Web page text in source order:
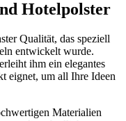
Hotelpolster
Qualität, das speziell
entwickelt wurde.
ihm ein elegantes
eignet, um all Ihre Ideen
Materialien